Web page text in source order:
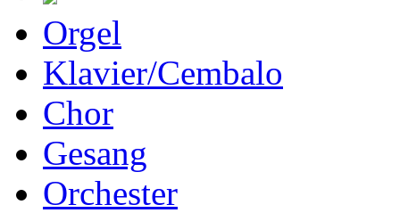
Orgel
Klavier/Cembalo
Chor
Gesang
Orchester